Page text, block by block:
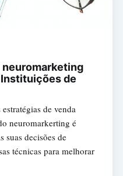
neuromarketing
de
de venda
neuromarkerting é
suas decisões de
técnicas para melhorar